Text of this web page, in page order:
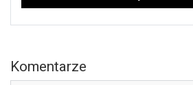
Komentarze